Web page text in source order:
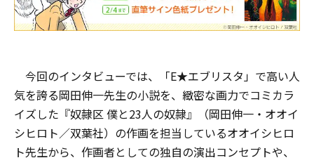
今回のインタビューでは、「E★エブリスタ」で高い人
気を誇る岡田伸一先生の小説を、緻密な画力でコミカラ
イズした『奴隷区 僕と23人の奴隷』（岡田伸一・オオイ
シヒロト／双葉社）の作画を担当しているオオイシヒロ
ト先生から、作画者としての独自の演出コンセプトや、